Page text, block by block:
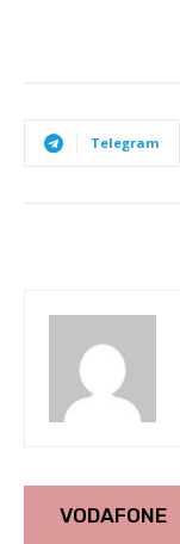
Telegram
VODAFONE